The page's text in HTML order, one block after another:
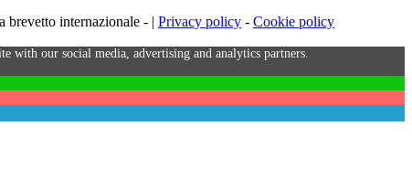
brevetto internazionale - | Privacy policy - Cookie policy
with our social media, advertising and analytics partners.